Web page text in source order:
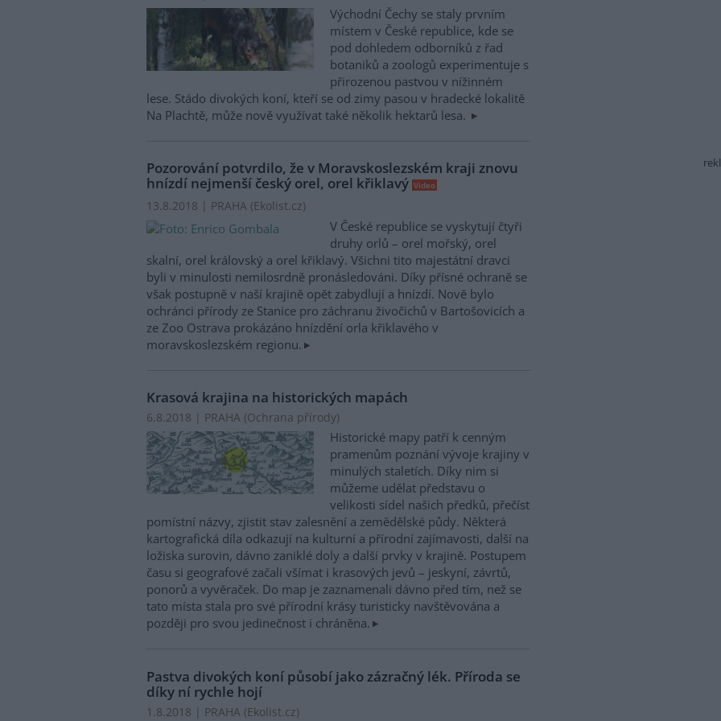
Východní Čechy se staly prvním
místem v České republice, kde se
pod dohledem odborníků z řad
botaniků a zoologů experimentuje s
přirozenou pastvou v nížinném
lese. Stádo divokých koní, kteří se od zimy pasou v hradecké lokalitě
Na Plachtě, může nově využívat také několik hektarů lesa.
Pozorování potvrdilo, že v Moravskoslezském kraji znovu
hnízdí nejmenší český orel, orel křiklavý Video
13.8.2018 | PRAHA (Ekolist.cz)
V České republice se vyskytují čtyři
druhy orlů – orel mořský, orel
skalní, orel královský a orel křiklavý. Všichni tito majestátní dravci
byli v minulosti nemilosrdně pronásledováni. Díky přísné ochraně se
však postupně v naší krajině opět zabydlují a hnízdí. Nově bylo
ochránci přírody ze Stanice pro záchranu živočichů v Bartošovicích a
ze Zoo Ostrava prokázáno hnízdění orla křiklavého v
moravskoslezském regionu.
Krasová krajina na historických mapách
6.8.2018 | PRAHA (Ochrana přírody)
Historické mapy patří k cenným
pramenům poznání vývoje krajiny v
minulých staletích. Díky nim si
můžeme udělat představu o
velikosti sídel našich předků, přečíst
pomístní názvy, zjistit stav zalesnění a zemědělské půdy. Některá
kartografická díla odkazují na kulturní a přírodní zajímavosti, další na
ložiska surovin, dávno zaniklé doly a další prvky v krajině. Postupem
času si geografové začali všímat i krasových jevů – jeskyní, závrtů,
ponorů a vyvěraček. Do map je zaznamenali dávno před tím, než se
tato místa stala pro své přírodní krásy turisticky navštěvována a
později pro svou jedinečnost i chráněna.
Pastva divokých koní působí jako zázračný lék. Příroda se
díky ní rychle hojí
1.8.2018 | PRAHA (Ekolist.cz)